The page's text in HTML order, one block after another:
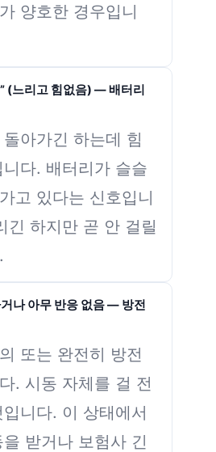
양호한 경우입니
(느리고 힘없음) — 배터리
아가긴 하는데 힘
다. 배터리가 슬슬
고 있다는 신호입니
긴 하지만 곧 안 걸릴
나 아무 반응 없음 — 방전
또는 완전히 방전
. 시동 자체를 걸 전
니다. 이 상태에서
받거나 보험사 긴